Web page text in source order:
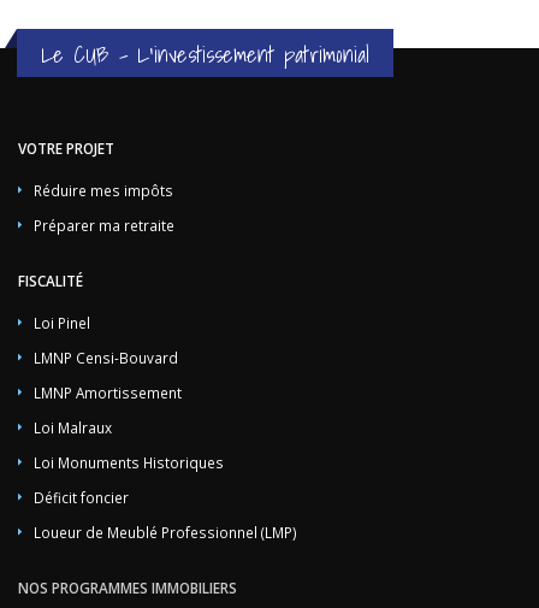
Le CUB - L'investissement patrimonial
VOTRE PROJET
Réduire mes impôts
Préparer ma retraite
FISCALITÉ
Loi Pinel
LMNP Censi-Bouvard
LMNP Amortissement
Loi Malraux
Loi Monuments Historiques
Déficit foncier
Loueur de Meublé Professionnel (LMP)
NOS PROGRAMMES IMMOBILIERS